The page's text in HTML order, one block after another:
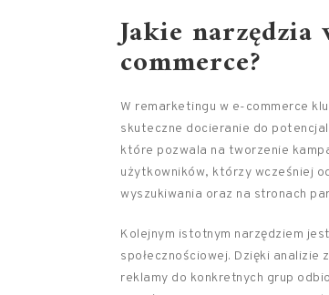
Jakie
commerce?
W remarketingu w e-commerce
skuteczne docieranie do
które pozwala na tworzenie
użytkowników, którzy wcześniej
wyszukiwania oraz na stronach
Kolejnym istotnym narzędziem jest
społecznościowej. Dzięki
reklamy do konkretnych grup